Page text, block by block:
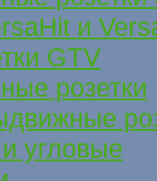
и
GTV
розетки
угловые